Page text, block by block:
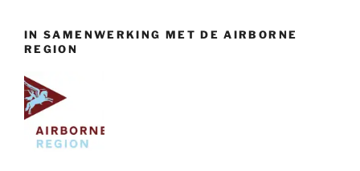
IN SAMENWERKING MET DE AIRBORNE
REGION